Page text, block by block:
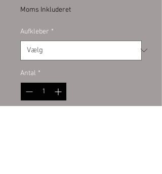
Moms Inkluderet
Aufkleber *
Antal *